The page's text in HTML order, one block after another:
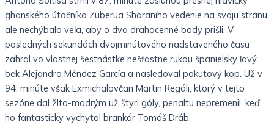
ghanského útočníka Zuberua Sharaniho vedenie na svoju stranu,
ale nechýbalo veľa, aby o dva drahocenné body prišli. V
posledných sekundách dvojminútového nadstaveného času
zahral vo vlastnej šestnástke nešťastne rukou španielsky ľavý
bek Alejandro Méndez García a nasledoval pokutový kop. Už v
94. minúte však Exmichalovčan Martin Regáli, ktorý v tejto
sezóne dal žlto-modrým už štyri góly, penaltu nepremenil, keď
ho fantasticky vychytal brankár Tomáš Dráb.